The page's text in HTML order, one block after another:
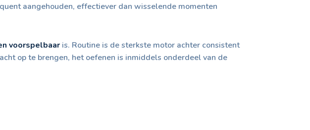
aangehouden, effectiever dan wisselende momenten
voorspelbaar is. Routine is de sterkste motor achter consistent
op te brengen, het oefenen is inmiddels onderdeel van de